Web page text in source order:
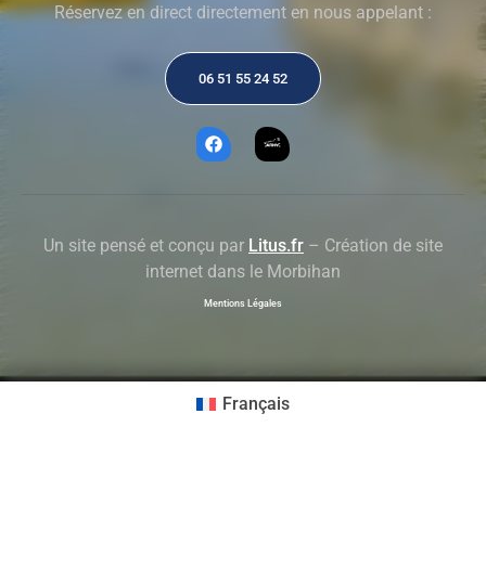
Réservez en direct directement en nous appelant :
06 51 55 24 52
Un site pensé et conçu par Litus.fr – Création de site
internet dans le Morbihan
Mentions Légales
Français